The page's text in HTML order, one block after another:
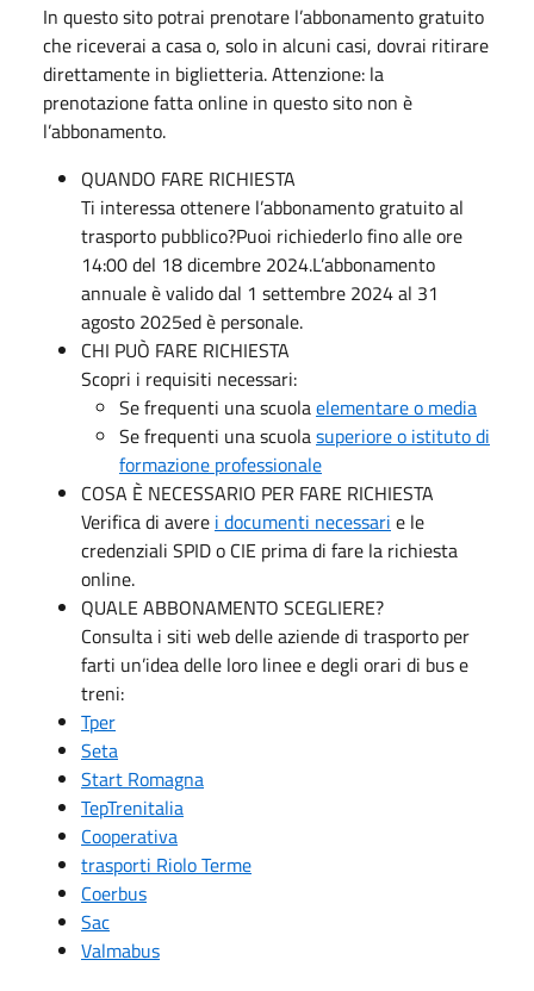
In questo sito potrai prenotare l’abbonamento gratuito
che riceverai a casa o, solo in alcuni casi, dovrai ritirare
direttamente in biglietteria. Attenzione: la
prenotazione fatta online in questo sito non è
l’abbonamento.
QUANDO FARE RICHIESTA
Ti interessa ottenere l’abbonamento gratuito al
trasporto pubblico?Puoi richiederlo fino alle ore
14:00 del 18 dicembre 2024.L’abbonamento
annuale è valido dal 1 settembre 2024 al 31
agosto 2025ed è personale.
CHI PUÒ FARE RICHIESTA
Scopri i requisiti necessari:
Se frequenti una scuolaelementare o media
Se frequenti una scuolasuperiore o istituto di
formazione professionale
COSA È NECESSARIO PER FARE RICHIESTA
Verifica di avere i documenti necessari e le
credenziali SPID o CIE prima di fare la richiesta
online.
QUALE ABBONAMENTO SCEGLIERE?
Consulta i siti web delle aziende di trasporto per
farti un’idea delle loro linee e degli orari di bus e
treni:
Tper
Seta
Start Romagna
TepTrenitalia
Cooperativa
trasporti Riolo Terme
Coerbus
Sac
Valmabus